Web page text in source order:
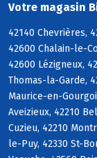
Votre magasin
42140 Chevrières,
42600 Chalain-le-
42600 Lézigneux,
Thomas-la-Garde,
Maurice-en-
Aveizieux, 42210
Cuzieu, 42210
le-Puy, 42330 St-